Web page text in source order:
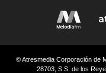
© Atresmedia Corporación de
28703, S.S. de los